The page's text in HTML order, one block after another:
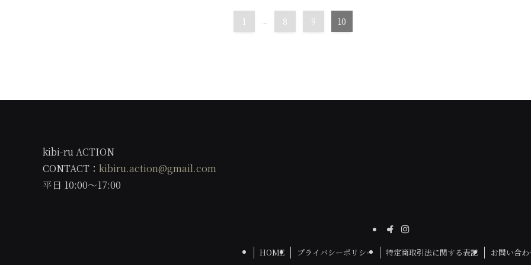
1 ... 8 9 10
kibi-ru ACTION
CONTACT： kibiru.action@gmail.com
平日 10:00〜17:00
HOME プライバシーポリシー 特定商取引法に関する表記 お問い合